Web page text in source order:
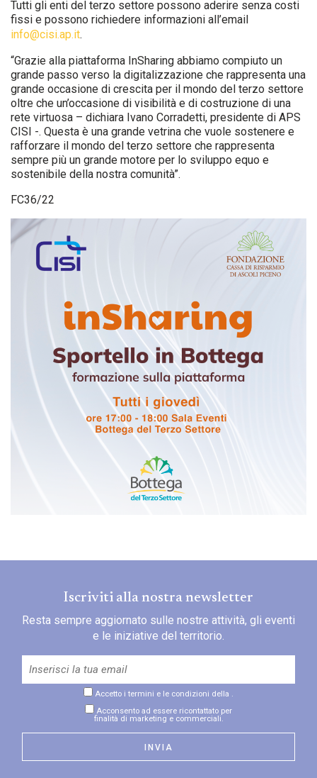
Tutti gli enti del terzo settore possono aderire senza costi
fissi e possono richiedere informazioni all’email
info@cisi.ap.it.
“Grazie alla piattaforma InSharing abbiamo compiuto un
grande passo verso la digitalizzazione che rappresenta una
grande occasione di crescita per il mondo del terzo settore
oltre che un’occasione di visibilità e di costruzione di una
rete virtuosa – dichiara Ivano Corradetti, presidente di APS
CISI -. Questa è una grande vetrina che vuole sostenere e
rafforzare il mondo del terzo settore che rappresenta
sempre più un grande motore per lo sviluppo equo e
sostenibile della nostra comunità”.
FC36/22
Iscriviti alla nostra newsletter
Resta sempre aggiornato sulle nostre attività, gli eventi
e le iniziative del territorio.
Accetto i termini e le condizioni della
Acconsento ad essere ricontattato per
finalità di marketing e commerciali.